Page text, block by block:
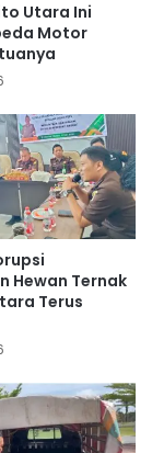
Utara Ini
Motor
Hewan Ternak
Terus